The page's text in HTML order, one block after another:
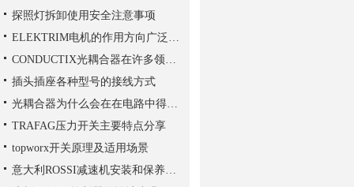
探照灯拆卸使用安全注意事项
ELEKTRIM电机的作用方向广泛且多元化
CONDUCTIX光耦合器在许多领域都得到了广泛的应用
插头插座各种型号的接线方式
光耦合器为什么会在在电路中得到广泛的应用,难道是因为
TRAFAG压力开关主要特点分享
topworx开关原理及适用场景
意大利ROSSI减速机安装和保养有这些要注意